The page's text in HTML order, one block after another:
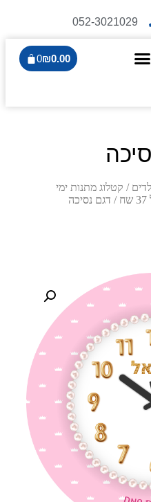
052-3021029
₪0.00
0
/ קטלוג מתנות ימי
/ דגם נסיכה